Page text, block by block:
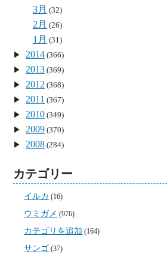
3月 (32)
2月 (26)
1月 (31)
2014 (366)
2013 (369)
2012 (368)
2011 (367)
2010 (349)
2009 (370)
2008 (284)
カテゴリー
イルカ (16)
ウミガメ (976)
カテゴリを追加 (164)
サンゴ (37)